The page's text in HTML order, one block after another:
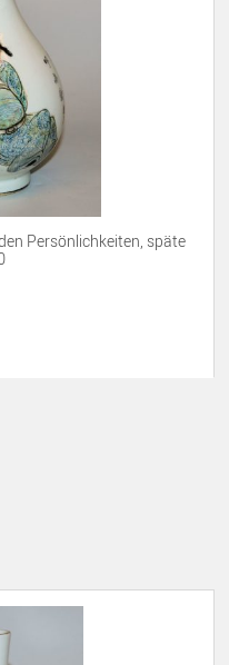
Persönlichkeiten, späte